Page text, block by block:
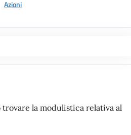
Azioni
trovare la modulistica relativa al